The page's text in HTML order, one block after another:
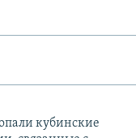
кубинские